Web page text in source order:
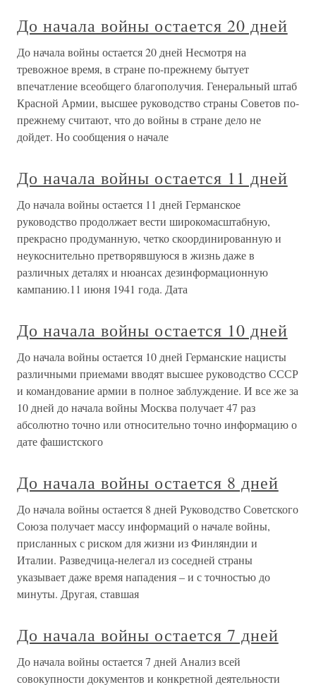
До начала войны остается 20 дней
До начала войны остается 20 дней Несмотря на
тревожное время, в стране по-прежнему бытует
впечатление всеобщего благополучия. Генеральный штаб
Красной Армии, высшее руководство страны Советов по-
прежнему считают, что до войны в стране дело не
дойдет. Но сообщения о начале
До начала войны остается 11 дней
До начала войны остается 11 дней Германское
руководство продолжает вести широкомасштабную,
прекрасно продуманную, четко скоординированную и
неукоснительно претворявшуюся в жизнь даже в
различных деталях и нюансах дезинформационную
кампанию.11 июня 1941 года. Дата
До начала войны остается 10 дней
До начала войны остается 10 дней Германские нацисты
различными приемами вводят высшее руководство СССР
и командование армии в полное заблуждение. И все же за
10 дней до начала войны Москва получает 47 раз
абсолютно точно или относительно точно информацию о
дате фашистского
До начала войны остается 8 дней
До начала войны остается 8 дней Руководство Советского
Союза получает массу информаций о начале войны,
присланных с риском для жизни из Финляндии и
Италии. Разведчица-нелегал из соседней страны
указывает даже время нападения – и с точностью до
минуты. Другая, ставшая
До начала войны остается 7 дней
До начала войны остается 7 дней Анализ всей
совокупности документов и конкретной деятельности